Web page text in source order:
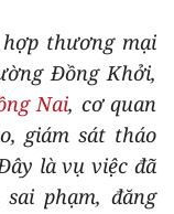
thương mại
Đồng Khởi,
Nai, cơ quan
giám sát tháo
là vụ việc đã
phạm, đăng